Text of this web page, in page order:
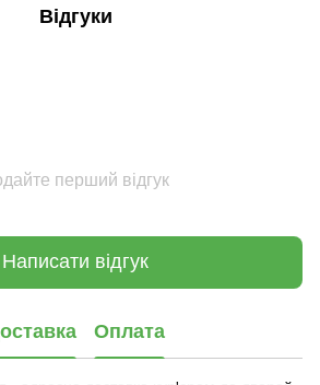
Відгуки
перший відгук
Написати відгук
Оплата